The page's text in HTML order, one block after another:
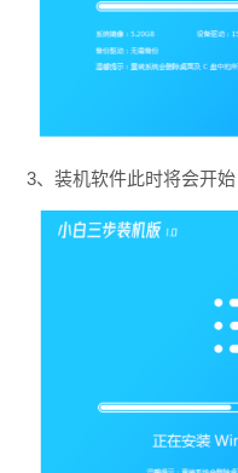
3、装机软件此时将会开始